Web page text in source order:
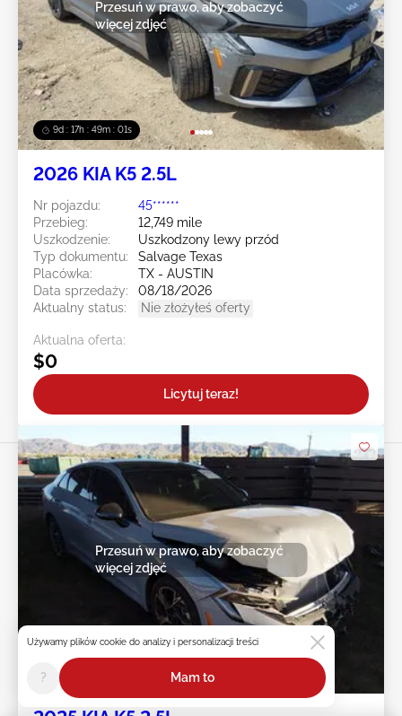
9d : 17h : 48m : 58s
Przesuń w prawo, aby zobaczyć
więcej zdjęć
2026 KIA K5 2.5L
Nr pojazdu:
45******
Przebieg:
12,749 mile
Uszkodzenie:
Uszkodzony lewy przód
Typ dokumentu:
Salvage Texas
Placówka:
TX - AUSTIN
Data sprzedaży:
08/18/2026
Aktualny status:
Nie złożyłeś oferty
Aktualna oferta:
$0
Licytuj teraz!
9d : 19h : 48m : 58s
Przesuń w prawo, aby zobaczyć
więcej zdjęć
Używamy plików cookie do analizy i personalizacji treści
? Mam to